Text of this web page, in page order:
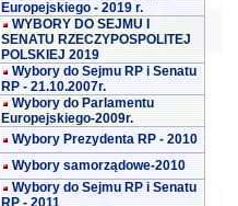
Europejskiego - 2019 r.
WYBORY DO SEJMU I
SENATU RZECZYPOSPOLITEJ
POLSKIEJ 2019
Wybory do Sejmu RP i Senatu
RP - 21.10.2007r.
Wybory do Parlamentu
Europejskiego-2009r.
Wybory Prezydenta RP - 2010
Wybory samorządowe-2010
Wybory do Sejmu RP i Senatu
RP - 2011